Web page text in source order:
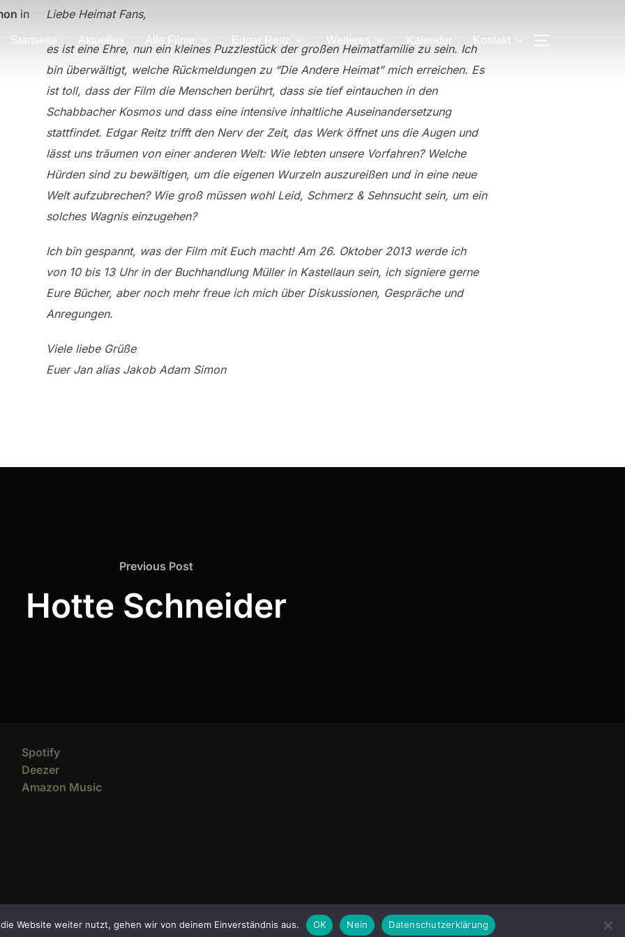
Startseite Aktuelles Alle Filme Edgar Reitz Weiteres Kalender Kontakt
in Liebe Heimat Fans,
es ist eine Ehre, nun ein kleines Puzzlestück der großen Heimatfamilie zu sein. Ich
bin überwältigt, welche Rückmeldungen zu “Die Andere Heimat” mich erreichen. Es
ist toll, dass der Film die Menschen berührt, dass sie tief eintauchen in den
Schabbacher Kosmos und dass eine intensive inhaltliche Auseinandersetzung
stattfindet. Edgar Reitz trifft den Nerv der Zeit, das Werk öffnet uns die Augen und
lässt uns träumen von einer anderen Welt: Wie lebten unsere Vorfahren? Welche
Hürden sind zu bewältigen, um die eigenen Wurzeln auszureißen und in eine neue
Welt aufzubrechen? Wie groß müssen wohl Leid, Schmerz & Sehnsucht sein, um ein
solches Wagnis einzugehen?
Ich bin gespannt, was der Film mit Euch macht! Am 26. Oktober 2013 werde ich
von 10 bis 13 Uhr in der Buchhandlung Müller in Kastellaun sein, ich signiere gerne
Eure Bücher, aber noch mehr freue ich mich über Diskussionen, Gespräche und
Anregungen.
Viele liebe Grüße
Euer Jan alias Jakob Adam Simon
Previous
Previous Post
Hotte Schneider
Spotify
Deezer
Amazon Music
Website weiter nutzt, gehen wir von deinem Einverständnis aus. OK Nein Datenschutzerklärung